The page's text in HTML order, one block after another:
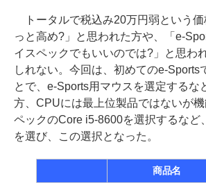
トータルで税込み20万円弱という価
っと高め?」と思われた方や、「e-
イスペックでもいいのでは?」と思わ
しれない。今回は、初めてのe-Sports
とで、e-Sports用マウスを選定するな
方、CPUには最上位製品ではないが
ペックのCore i5-8600を選択するなど
を選び、この選択となった。
商品名